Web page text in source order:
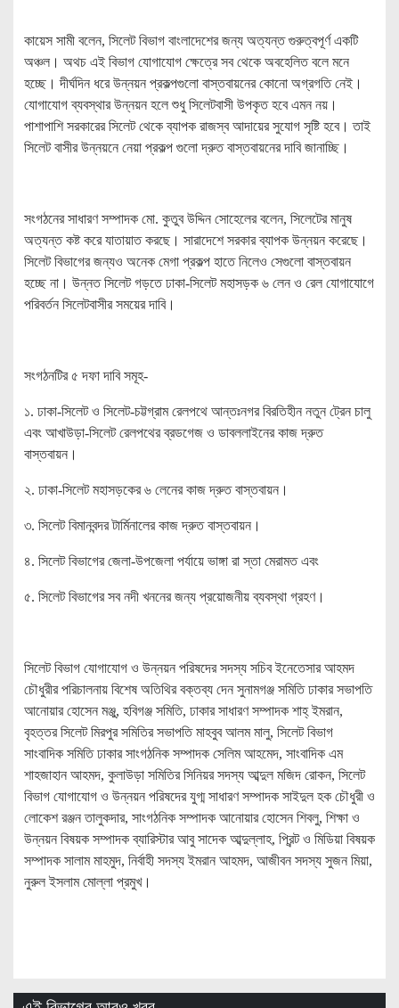
কায়েস সামী বলেন, সিলেট বিভাগ বাংলাদেশের জন্য অত্যন্ত গুরুত্বপূর্ণ একটি
অঞ্চল। অথচ এই বিভাগ যোগাযোগ ক্ষেত্রে সব থেকে অবহেলিত বলে মনে
হচ্ছে। দীর্ঘদিন ধরে উন্নয়ন প্রকল্পগুলো বাস্তবায়নের কোনো অগ্রগতি নেই।
যোগাযোগ ব্যবস্থার উন্নয়ন হলে শুধু সিলেটবাসী উপকৃত হবে এমন নয়।
পাশাপাশি সরকারের সিলেট থেকে ব্যাপক রাজস্ব আদায়ের সুযোগ সৃষ্টি হবে। তাই
সিলেট বাসীর উন্নয়নে নেয়া প্রকল্প গুলো দ্রুত বাস্তবায়নের দাবি জানাচ্ছি।
সংগঠনের সাধারণ সম্পাদক মো. কুতুব উদ্দিন সোহেলের বলেন, সিলেটের মানুষ
অত্যন্ত কষ্ট করে যাতায়াত করছে। সারাদেশে সরকার ব্যাপক উন্নয়ন করেছে।
সিলেট বিভাগের জন্যও অনেক মেগা প্রকল্প হাতে নিলেও সেগুলো বাস্তবায়ন
হচ্ছে না। উন্নত সিলেট গড়তে ঢাকা-সিলেট মহাসড়ক ৬ লেন ও রেল যোগাযোগে
পরিবর্তন সিলেটবাসীর সময়ের দাবি।
সংগঠনটির ৫ দফা দাবি সমূহ-
১. ঢাকা-সিলেট ও সিলেট-চট্টগ্রাম রেলপথে আন্তঃনগর বিরতিহীন নতুন ট্রেন চালু
এবং আখাউড়া-সিলেট রেলপথের ব্রডগেজ ও ডাবললাইনের কাজ দ্রুত
বাস্তবায়ন।
২. ঢাকা-সিলেট মহাসড়কের ৬ লেনের কাজ দ্রুত বাস্তবায়ন।
৩. সিলেট বিমানবন্দর টার্মিনালের কাজ দ্রুত বাস্তবায়ন।
৪. সিলেট বিভাগের জেলা-উপজেলা পর্যায়ে ভাঙ্গা রা স্তা মেরামত এবং
৫. সিলেট বিভাগের সব নদী খননের জন্য প্রয়োজনীয় ব্যবস্থা গ্রহণ।
সিলেট বিভাগ যোগাযোগ ও উন্নয়ন পরিষদের সদস্য সচিব ইনেতেসার আহমদ
চৌধুরীর পরিচালনায় বিশেষ অতিথির বক্তব্য দেন সুনামগঞ্জ সমিতি ঢাকার সভাপতি
আনোয়ার হোসেন মঞ্জু, হবিগঞ্জ সমিতি, ঢাকার সাধারণ সম্পাদক শাহ্ ইমরান,
বৃহত্তর সিলেট মিরপুর সমিতির সভাপতি মাহবুব আলম মালু, সিলেট বিভাগ
সাংবাদিক সমিতি ঢাকার সাংগঠনিক সম্পাদক সেলিম আহমেদ, সাংবাদিক এম
শাহজাহান আহমদ, কুলাউড়া সমিতির সিনিয়র সদস্য আব্দুল মজিদ রোকন, সিলেট
বিভাগ যোগাযোগ ও উন্নয়ন পরিষদের যুগ্ম সাধারণ সম্পাদক সাইদুল হক চৌধুরী ও
লোকেশ রঞ্জন তালুকদার, সাংগঠনিক সম্পাদক আনোয়ার হোসেন শিবলু, শিক্ষা ও
উন্নয়ন বিষয়ক সম্পাদক ব্যারিস্টার আবু সাদেক আব্দুল্লাহ, প্রিন্ট ও মিডিয়া বিষয়ক
সম্পাদক সালাম মাহমুদ, নির্বাহী সদস্য ইমরান আহমদ, আজীবন সদস্য সুজন মিয়া,
নুরুল ইসলাম মোল্লা প্রমুখ।